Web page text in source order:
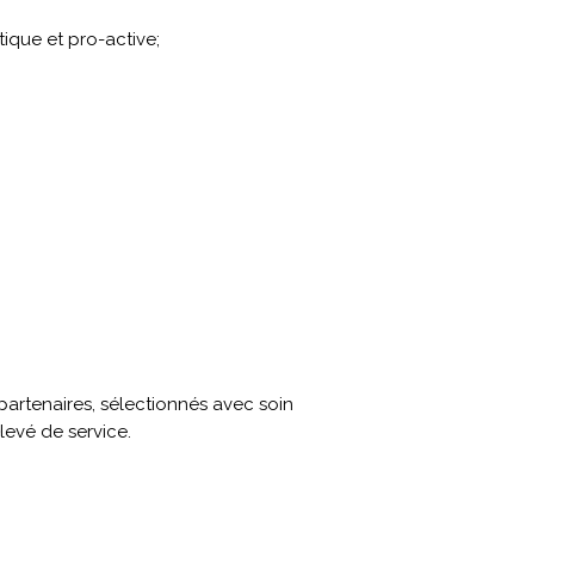
et pro-active;
sélectionnés avec soin
de service.